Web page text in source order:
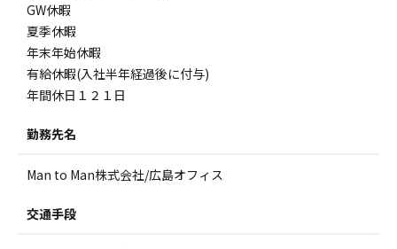
GW休暇
夏季休暇
年末年始休暇
有給休暇(入社半年経過後に付与)
年間休日１２１日
勤務先名
Man to Man株式会社/広島オフィス
交通手段